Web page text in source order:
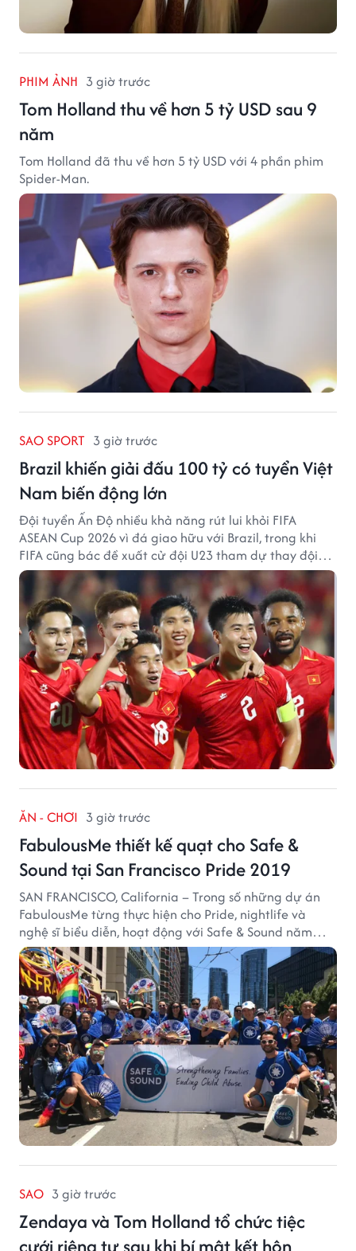
PHIM ẢNH 3 giờ trước
Tom Holland thu về hơn 5 tỷ USD sau 9
năm
Tom Holland đã thu về hơn 5 tỷ USD với 4 phần phim
Spider-Man.
SAO SPORT 3 giờ trước
Brazil khiến giải đấu 100 tỷ có tuyển Việt
Nam biến động lớn
Đội tuyển Ấn Độ nhiều khả năng rút lui khỏi FIFA
ASEAN Cup 2026 vì đá giao hữu với Brazil, trong khi
FIFA cũng bác đề xuất cử đội U23 tham dự thay đội
tuyển quốc gia.
ĂN - CHƠI 3 giờ trước
FabulousMe thiết kế quạt cho Safe &
Sound tại San Francisco Pride 2019
SAN FRANCISCO, California – Trong số những dự án
FabulousMe từng thực hiện cho Pride, nightlife và
nghệ sĩ biểu diễn, hoạt động với Safe & Sound năm
2019 mang một bối cảnh khác biệt. Safe & Sound là tổ
chức phi lợi nhuận tại San Francisco hoạt động trong
lĩnh vực phòng ngừa bạo hành trẻ em, hỗ trợ gia đình
và xây dựng môi trường an toàn cho trẻ em.
SAO 3 giờ trước
Zendaya và Tom Holland tổ chức tiệc